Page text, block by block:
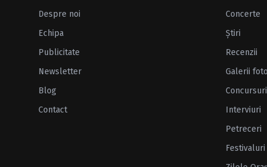
Despre noi
Echipa
Publicitate
Newsletter
Blog
Contact
Concerte
Ştiri
Recenzii
Galerii foto
Concursuri
Interviuri
Petreceri
Festivaluri